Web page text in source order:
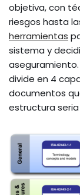
objetiva, con
riesgos hasta
herramientas
sistema y
divide en 4
documentos
estructura